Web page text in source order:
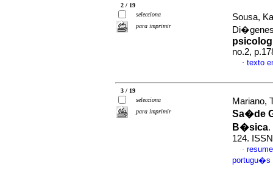
2 / 19
selecciona
para imprimir
Sousa,
no.2,
· texto
3 / 19
selecciona
para imprimir
Mariano,
Sa�de
B�sica.
124.
·
portugu�s